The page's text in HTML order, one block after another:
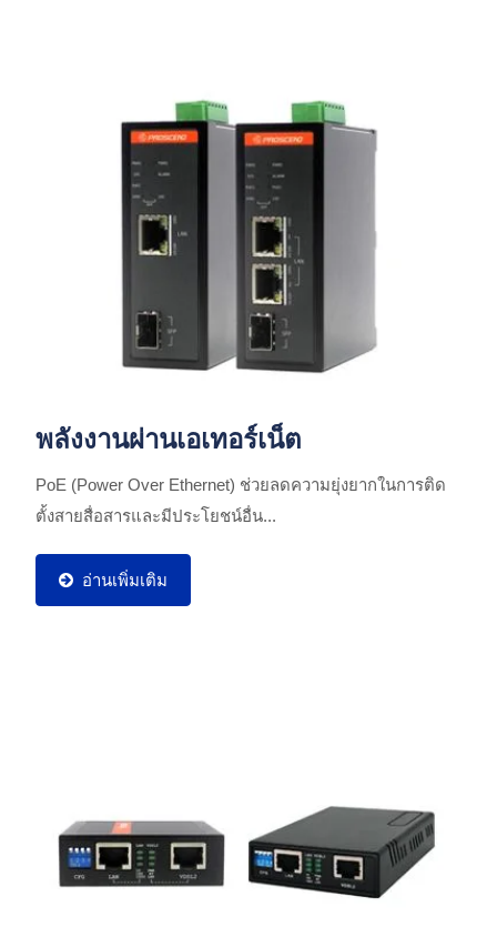
พลังงานผ่านเอเทอร์เน็ต
PoE (Power Over Ethernet) ช่วยลดความยุ่งยากในการติด
ตั้งสายสื่อสารและมีประโยชน์อื่น...
อ่านเพิ่มเติม